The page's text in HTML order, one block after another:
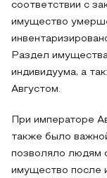
соответствии с
имущество
Раздел
индивидуума, а
Августом.
При императоре
также было
позволяло людям
имущество после